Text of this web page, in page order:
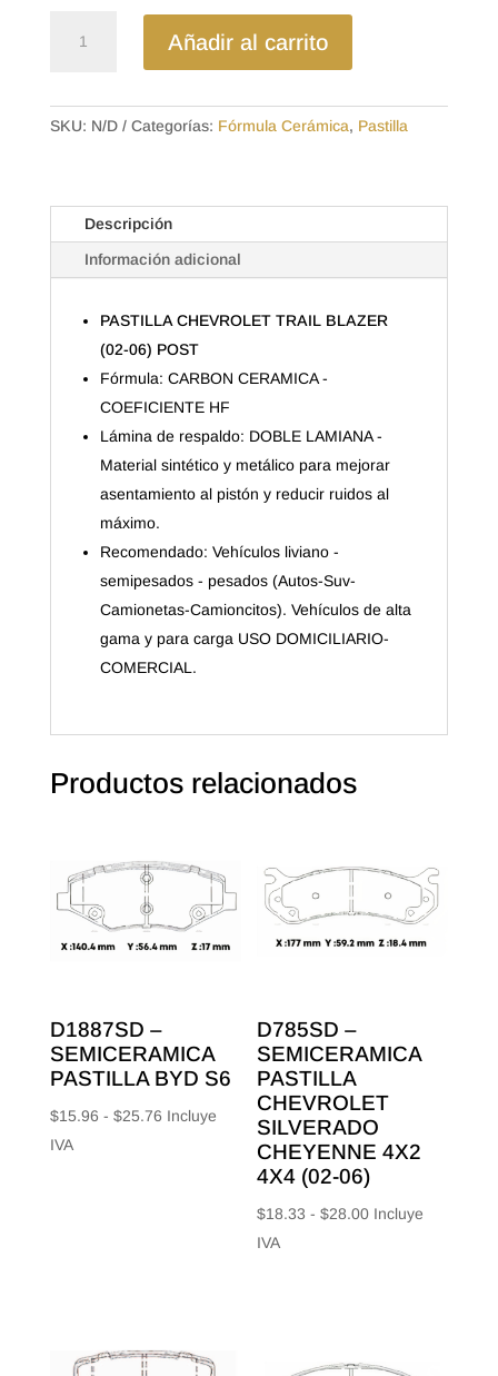
$26.88
CHEVROLET
cantidad
Añadir al carrito
SKU: N/D Categorías: Fórmula Cerámica, Pastilla
Descripción
Información adicional
PASTILLA CHEVROLET TRAIL BLAZER
(02-06) POST
Fórmula: CARBON CERAMICA -
COEFICIENTE HF
Lámina de respaldo: DOBLE LAMIANA -
Material sintético y metálico para mejorar
asentamiento al pistón y reducir ruidos al
máximo.
Recomendado: Vehículos liviano -
semipesados - pesados (Autos-Suv-
Camionetas-Camioncitos). Vehículos de alta
gama y para carga USO DOMICILIARIO-
COMERCIAL.
Productos relacionados
D1887SD –
SEMICERAMICA
PASTILLA BYD S6
$15.96 - $25.76Rango
Incluye
IVA
D785SD –
SEMICERAMICA
PASTILLA
CHEVROLET
SILVERADO
CHEYENNE 4X2
4X4 (02-06)
$18.33 - $28.00Rango
Incluye
IVA